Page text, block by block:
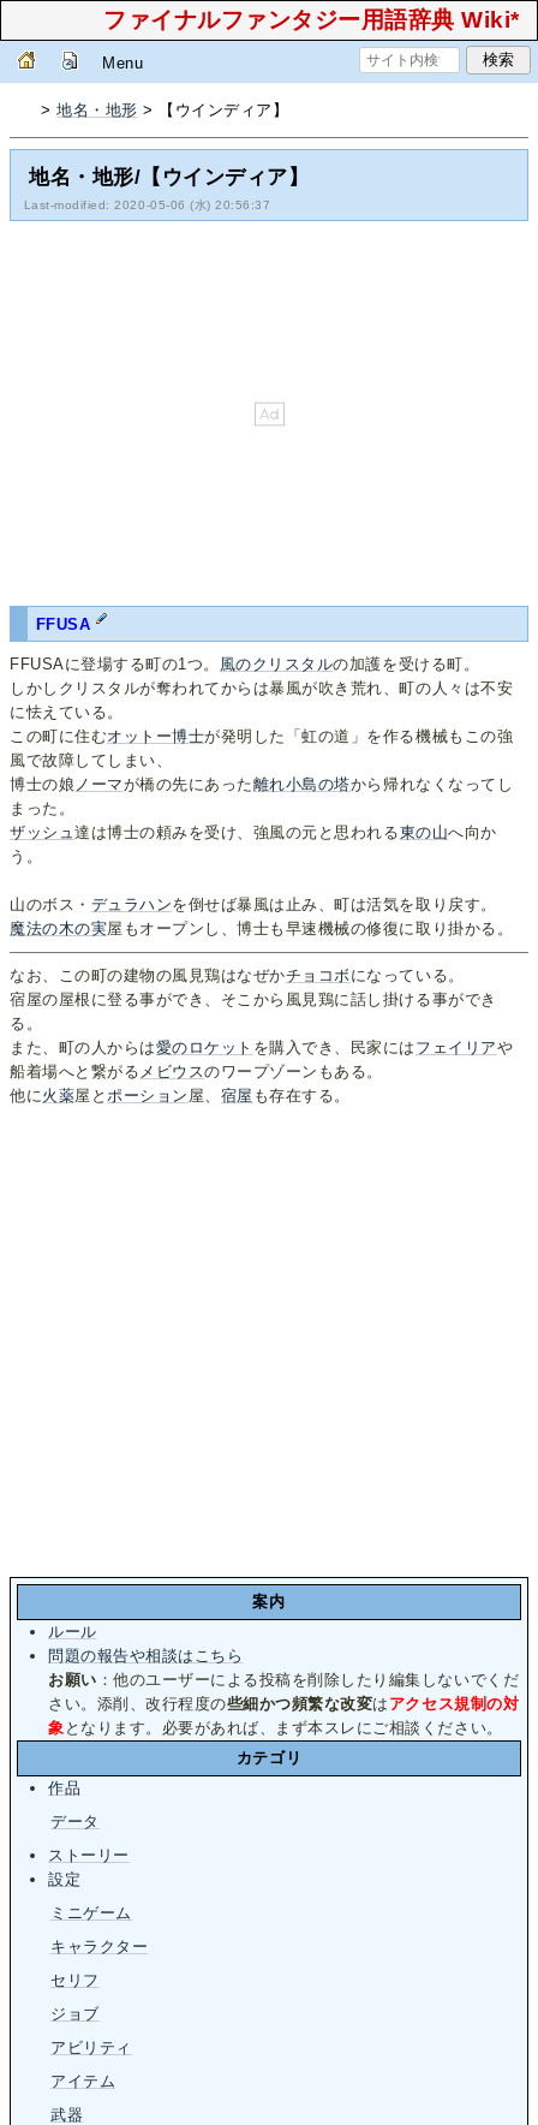
ファイナルファンタジー用語辞典 Wiki*
Menu
>地名・地形 > 【ウインディア】
地名・地形/【ウインディア】
Last-modified: 2020-05-06 (水) 20:56:37
FFUSA
FFUSAに登場する町の1つ。 風のクリスタルの加護を受ける町。
しかしクリスタルが奪われてからは暴風が吹き荒れ、町の人々は不安
に怯えている。
この町に住むオットー博士が発明した「虹の道」を作る機械もこの強
風で故障してしまい、
博士の娘 ノーマが橋の先にあった離れ小島の塔から帰れなくなってし
まった。
ザッシュ達は博士の頼みを受け、強風の元と思われる東の山へ向か
う。
山のボス・ デュラハンを倒せば暴風は止み、町は活気を取り戻す。
魔法の木の実屋もオープンし、博士も早速機械の修復に取り掛かる。
なお、この町の建物の風見鶏はなぜかチョコボ になっている。
宿屋の屋根に登る事ができ、そこから風見鶏に話し掛ける事ができ
る。
また、町の人からは愛のロケット を購入でき、民家には フェイリアや
船着場へと繋がる メビウスのワープゾーンもある。
他に 火薬屋と ポーション 屋、 宿屋 も存在する。
案内
ルール
問題の報告や相談はこちら
お願い ：他のユーザーによる投稿を削除したり編集しないでくだ
さい。添削、改行程度の些細かつ頻繁な改変は アクセス規制の対
象 となります。必要があれば、まず本スレにご相談ください。
カテゴリ
作品
データ
ストーリー
設定
ミニゲーム
キャラクター
セリフ
ジョブ
アビリティ
アイテム
武器